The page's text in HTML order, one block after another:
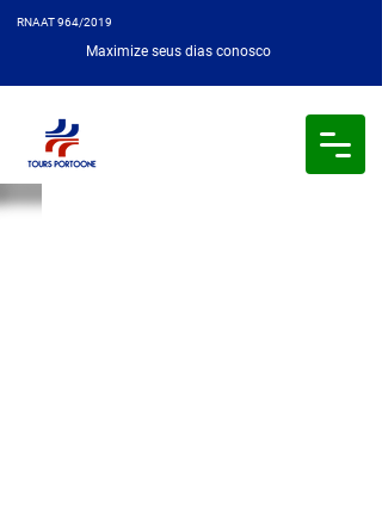
RNAAT 964/2019
Maximize seus dias conosco